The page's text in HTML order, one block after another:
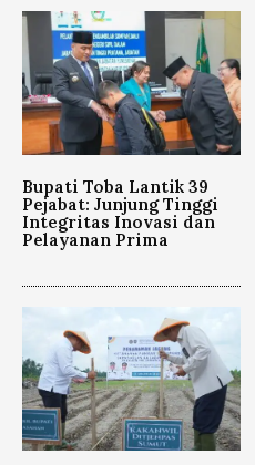
Bupati Toba Lantik 39
Pejabat: Junjung Tinggi
Integritas Inovasi dan
Pelayanan Prima